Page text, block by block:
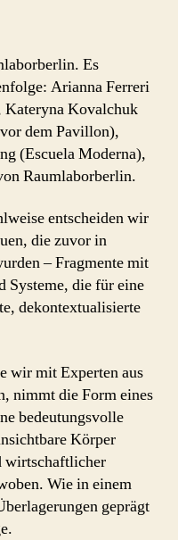
Es
Arianna Ferreri
Kateryna Kovalchuk
dem Pavillon),
(Escuela Moderna),
Raumlaborberlin.
entscheiden wir
die zuvor in
– Fragmente mit
Systeme, die für eine
dekontextualisierte
wir mit Experten aus
nimmt die Form eines
bedeutungsvolle
Körper
wirtschaftlicher
Wie in einem
geprägt